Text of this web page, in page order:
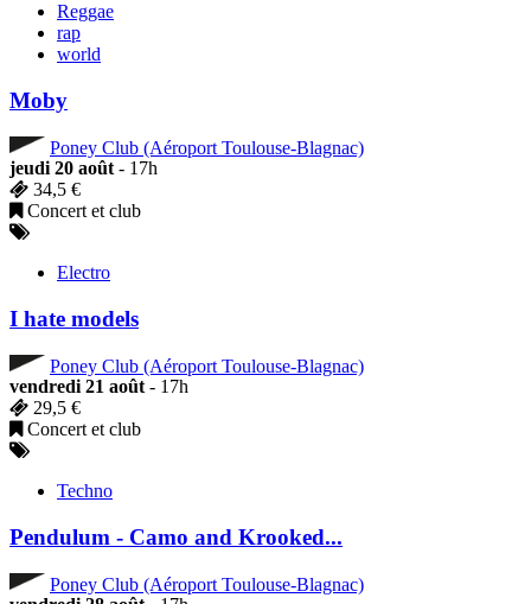
Reggae
rap
world
Moby
Poney Club (Aéroport Toulouse-Blagnac)
jeudi 20 août- 17h
34,5 €
Concert et club
Electro
I hate models
Poney Club (Aéroport Toulouse-Blagnac)
vendredi 21 août- 17h
29,5 €
Concert et club
Techno
Pendulum - Camo and Krooked...
Poney Club (Aéroport Toulouse-Blagnac)